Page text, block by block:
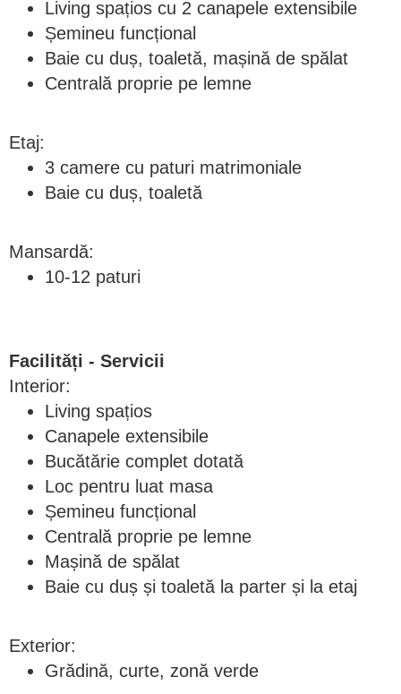
Living spațios cu 2 canapele extensibile
Șemineu funcțional
Baie cu duș, toaletă, mașină de spălat
Centrală proprie pe lemne
Etaj:
3 camere cu paturi matrimoniale
Baie cu duș, toaletă
Mansardă:
10-12 paturi
Facilități - Servicii
Interior:
Living spațios
Canapele extensibile
Bucătărie complet dotată
Loc pentru luat masa
Șemineu funcțional
Centrală proprie pe lemne
Mașină de spălat
Baie cu duș și toaletă la parter și la etaj
Exterior:
Grădină, curte, zonă verde